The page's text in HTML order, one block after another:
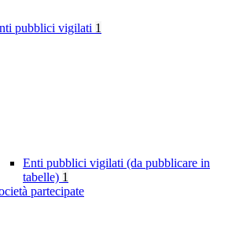
pubblici vigilati 1
Enti pubblici vigilati (da pubblicare in
tabelle) 1
partecipate